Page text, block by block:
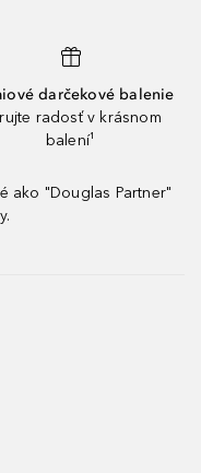
darčekové balenie
radosť v krásnom
balení¹
ako "Douglas Partner"